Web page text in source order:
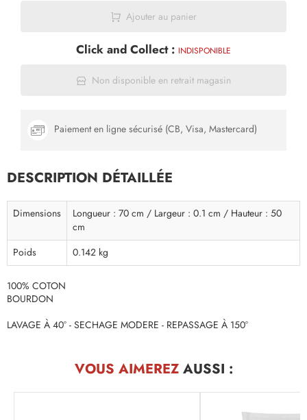
Ajouter au panier
Click and Collect : INDISPONIBLE
Non disponible en retrait magasin
Paiement en ligne sécurisé (CB, Visa, Mastercard)
DESCRIPTION DÉTAILLÉE
Dimensions
Longueur : 70 cm / Largeur : 0.1 cm / Hauteur : 50
cm
Poids
0.142 kg
100% COTON
BOURDON
LAVAGE À 40° - SECHAGE MODERE - REPASSAGE À 150°
VOUS AIMEREZAUSSI :